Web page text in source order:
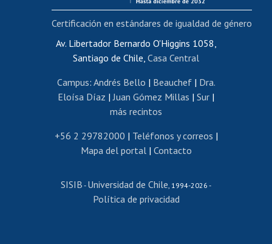
Bienestar del personal
Portal de movilidad interna
Certificado de renta
Certificado de renta honorarios
Editar páginas blancas
Extranjeras/os
Revalidación y reconocimiento de títulos
Postulación al Programa de Movilidad Estudiantil
Cursos de español
Av. Libertador Bernardo O'Higgins 1058,
Santiago de Chile, Casa Central
Campus: Andrés Bello | Beauchef| Dra.
Eloísa Díaz |Juan Gómez Millas | Sur |
más recintos
+56 2 29782000 | Teléfonos y correos |
Mapa del portal| Contacto
SISIB - Universidad de Chile, 1994-2026 -
Política de privacidad
Certificación en estándares de igualdad de género